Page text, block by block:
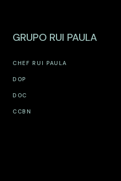
GRUPO RUI PAULA
CHEF RUI PAULA
DOP
DOC
CCBN